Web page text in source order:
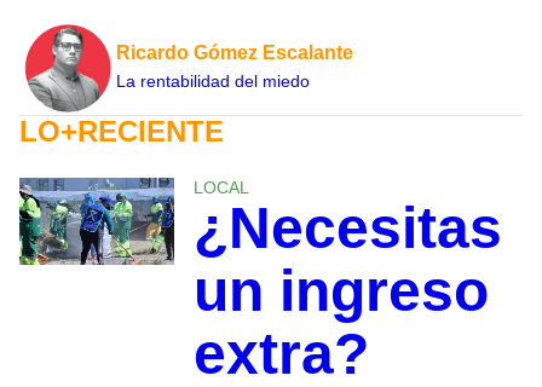
Ricardo Gómez Escalante
La rentabilidad del miedo
LO+RECIENTE
LOCAL
¿Necesitas
un ingreso
extra?